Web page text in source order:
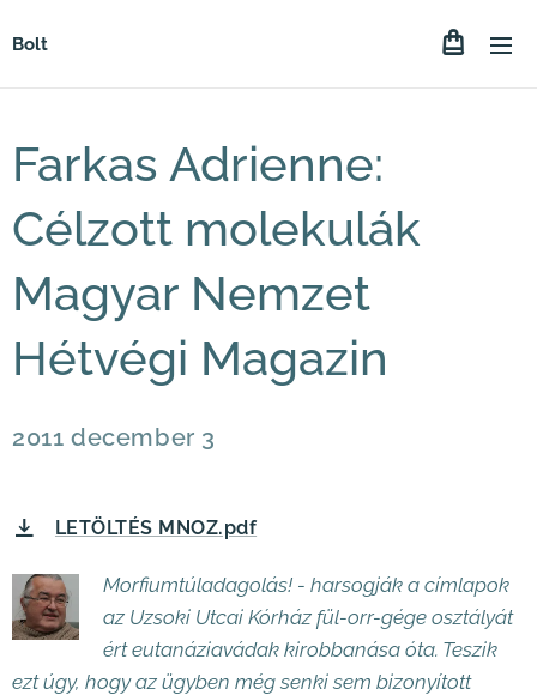
Bolt
Farkas Adrienne:
Célzott molekulák
Magyar Nemzet
Hétvégi Magazin
2011 december 3
LETÖLTÉS MNOZ.pdf
Morfiumtúladagolás! - harsogják a címlapok
az Uzsoki Utcai Kórház fül-orr-gége osztályát
ért eutanáziavádak kirobbanása óta. Teszik
ezt úgy, hogy az ügyben még senki sem bizonyított